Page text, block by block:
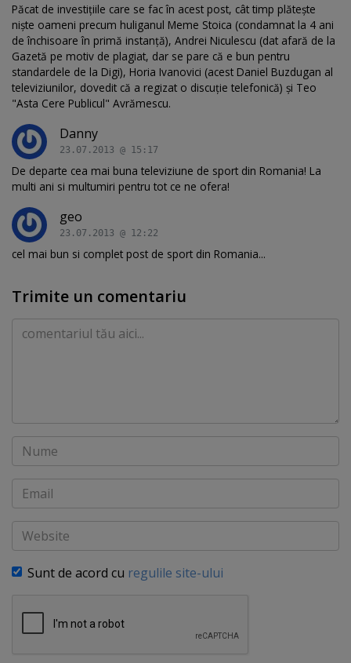
Păcat de investițiile care se fac în acest post, cât timp plătește
niște oameni precum huliganul Meme Stoica (condamnat la 4 ani
de închisoare în primă instanță), Andrei Niculescu (dat afară de la
Gazetă pe motiv de plagiat, dar se pare că e bun pentru
standardele de la Digi), Horia Ivanovici (acest Daniel Buzdugan al
televiziunilor, dovedit că a regizat o discuție telefonică) și Teo
"Asta Cere Publicul" Avrămescu.
Danny
23.07.2013 @ 15:17
De departe cea mai buna televiziune de sport din Romania! La
multi ani si multumiri pentru tot ce ne ofera!
geo
23.07.2013 @ 12:22
cel mai bun si complet post de sport din Romania...
Trimite un comentariu
Comentariu
Nume
Email
Website
Sunt de acord cu regulile site-ului